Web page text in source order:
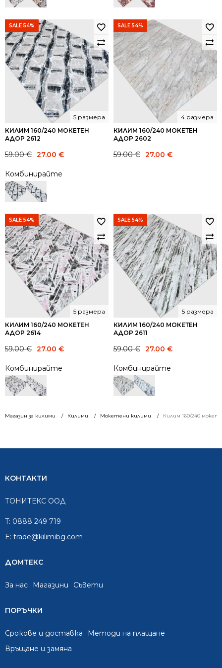
Магазин за килими Килими Мокетени килими Килим 160/240
SALE 54%
КИЛИМ 160/240 МОКЕТЕН
АДОР 2612
5 размера
59.00€
Original
was:
59.00 €.
27.00 €
Current
is:
27.00 €.
Комбинирайте
SALE 54%
КИЛИМ 160/240 МОКЕТЕН
АДОР 2602
4 размера
59.00€
Original27.00 €
Current
SALE 54%
КИЛИМ 160/240 МОКЕТЕН
АДОР 2614
5 размера
59.00€
Original
was:
59.00 €.
27.00 €
Current
is:
27.00 €.
Комбинирайте
SALE 54%
КИЛИМ 160/240 МОКЕТЕН
АДОР 2611
5 размера
59.00€
Original
was:
59.00 €.
27.00 €
Current
is:
27.00 €.
Комбинирайте
КОНТАКТИ
ТОНИТЕКС ООД
T: 0888 249 719
E: trade@kilimibg.com
ДОМТЕКС
За нас Mагазини Съвети
ПОРЪЧКИ
Срокове и доставка
Методи на плащане
Връщане и замяна